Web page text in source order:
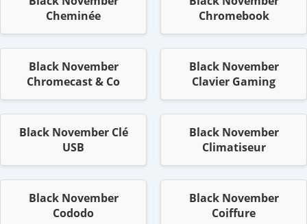
Cheminée
Chromebook
Black November
Chromecast & Co
Black November
Clavier Gaming
Black November Clé
USB
Black November
Climatiseur
Black November
Cododo
Black November
Coiffure